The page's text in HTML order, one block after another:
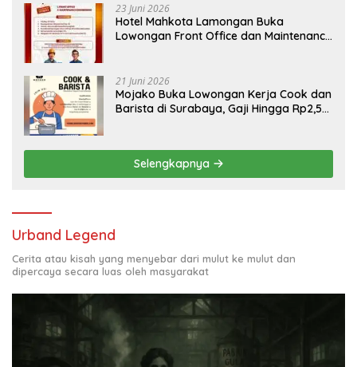
23 Juni 2026
Hotel Mahkota Lamongan Buka
Lowongan Front Office dan Maintenance
21 Juni 2026
Mojako Buka Lowongan Kerja Cook dan
Barista di Surabaya, Gaji Hingga Rp2,5
Selengkapnya
Urband Legend
Cerita atau kisah yang menyebar dari mulut ke mulut dan
dipercaya secara luas oleh masyarakat